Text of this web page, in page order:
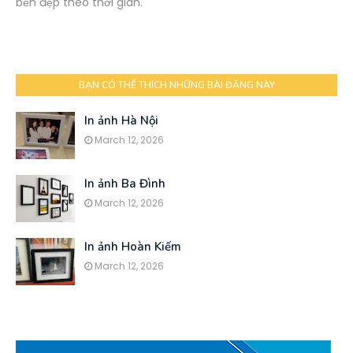
BẠN CÓ THỂ THÍCH NHỮNG BÀI ĐĂNG NÀY
In ảnh Hà Nội
March 12, 2026
In ảnh Ba Đình
March 12, 2026
In ảnh Hoàn Kiếm
March 12, 2026